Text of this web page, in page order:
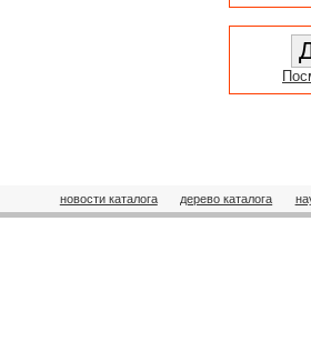
новости каталога дерево каталога